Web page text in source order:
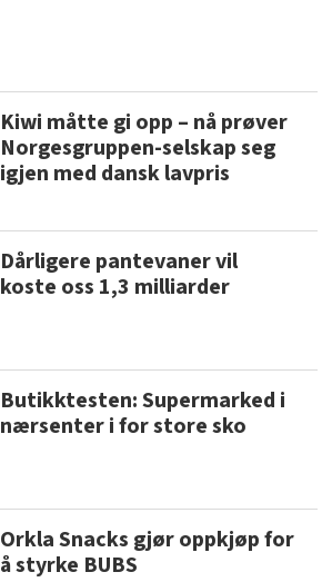
Kiwi måtte gi opp – nå prøver
Norgesgruppen-selskap seg
igjen med dansk lavpris
Dårligere pantevaner vil
koste oss 1,3 milliarder
Butikktesten: Supermarked i
nærsenter i for store sko
Orkla Snacks gjør oppkjøp for
å styrke BUBS